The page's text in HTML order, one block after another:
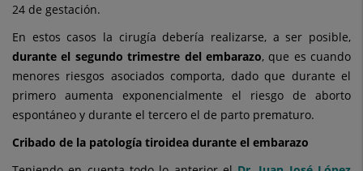
24 de gestación.
En estos casos la cirugía debería realizarse, a ser posible,
durante el segundo trimestre del embarazo, que es cuando
menores riesgos asociados comporta, dado que durante el
primero aumenta exponencialmente el riesgo de aborto
espontáneo y durante el tercero el de parto prematuro.
Cribado de la patología tiroidea durante el embarazo